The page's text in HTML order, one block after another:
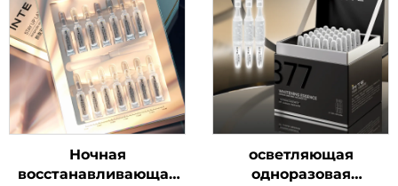
Ночная
восстанавливающая
осветляющая
одноразовая